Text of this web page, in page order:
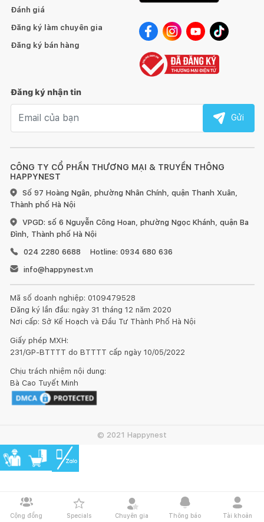
Cộng đồng Specials Chuyên gia Thông báo Tài khoản
CÔNG TY CỔ PHẦN THƯƠNG MẠI & TRUYỀN THÔNG
HAPPYNEST
Số 97 Hoàng Ngân, phường Nhân Chính, quận Thanh Xuân,
Thành phố Hà Nội
VPGD: số 6 Nguyễn Công Hoan, phường Ngọc Khánh, quận Ba
Đình, Thành phố Hà Nội
024 2280 6688
Hotline: 0934 680 636
info@happynest.vn
Mã số doanh nghiệp: 0109479528
Đăng ký lần đầu: ngày 31 tháng 12 năm 2020
Nơi cấp: Sở Kế Hoạch và Đầu Tư Thành Phố Hà Nội
Giấy phép MXH:
231/GP-BTTTT do BTTTT cấp ngày 10/05/2022
Chịu trách nhiệm nội dung:
Bà Cao Tuyết Minh
Đánh giá
Đăng ký làm chuyên gia
Đăng ký bán hàng
Đăng ký nhận tin
Gửi
© 2021 Happynest